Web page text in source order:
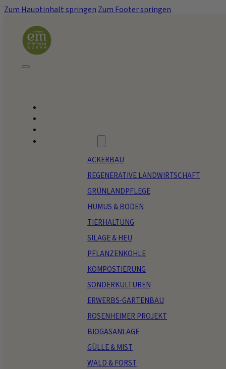
Zum Hauptinhalt springen Zum Footer springen
ACKERBAU
REGENERATIVE LANDWIRTSCHAFT
GRÜNLANDPFLEGE
HUMUS & BODEN
TIERHALTUNG
SILAGE & HEU
PFLANZENKOHLE
KOMPOSTIERUNG
SONDERKULTUREN
ERWERBS-GARTENBAU
ROSENHEIMER PROJEKT
BIOGASANLAGE
GÜLLE & MIST
WALD & FORST